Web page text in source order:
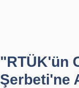
"RTÜK'ün
Şerbeti'ne